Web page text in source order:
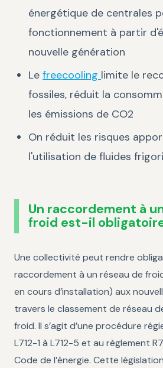
énergétique de centrales
fonctionnement à partir
nouvelle génération
Le freecooling limite le
fossiles, réduit la
les émissions de CO2
On réduit les risques
l'utilisation de fluides
Un raccordement à
froid est-il
Une collectivité peut rendre
raccordement à un réseau de
en cours d’installation) aux
travers le classement de réseau
froid. Il s’agit d’une procédure
L712-1 à L712-5 et au règlement
Code de l’énergie. Cette